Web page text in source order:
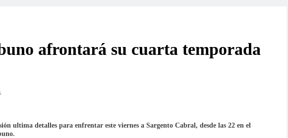
afrontará su cuarta temporada
ultima detalles para enfrentar este viernes a Sargento Cabral, desde las 22 en el